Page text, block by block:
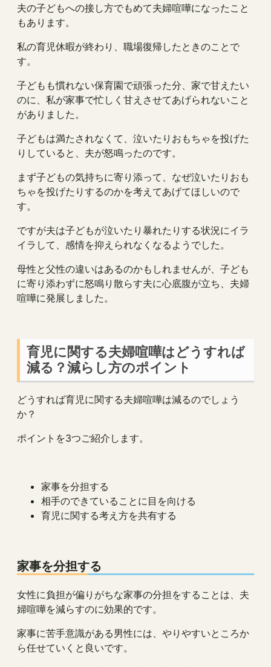
夫の子どもへの接し方でもめて夫婦喧嘩になったこと
もあります。
私の育児休暇が終わり、職場復帰したときのことで
す。
子どもも慣れない保育園で頑張った分、家で甘えたい
のに、私が家事で忙しく甘えさせてあげられないこと
がありました。
子どもは満たされなくて、泣いたりおもちゃを投げた
りしていると、夫が怒鳴ったのです。
まず子どもの気持ちに寄り添って、なぜ泣いたりおも
ちゃを投げたりするのかを考えてあげてほしいので
す。
ですが夫は子どもが泣いたり暴れたりする状況にイラ
イラして、感情を抑えられなくなるようでした。
母性と父性の違いはあるのかもしれませんが、子ども
に寄り添わずに怒鳴り散らす夫に心底腹が立ち、夫婦
喧嘩に発展しました。
育児に関する夫婦喧嘩はどうすれば
減る？減らし方のポイント
どうすれば育児に関する夫婦喧嘩は減るのでしょう
か？
ポイントを3つご紹介します。
家事を分担する
相手のできていることに目を向ける
育児に関する考え方を共有する
家事を分担する
女性に負担が偏りがちな家事の分担をすることは、夫
婦喧嘩を減らすのに効果的です。
家事に苦手意識がある男性には、やりやすいところか
ら任せていくと良いです。